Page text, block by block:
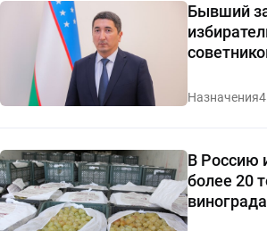
Бывший
Назначения
В Россию
более 20
винограда